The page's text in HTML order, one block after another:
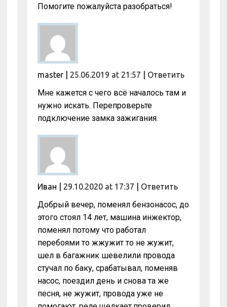
Помогите пожалуйста разобраться!
master| 25.06.2019 at 21:57 Ответить
Мне кажется с чего всё началось там и
нужно искать. Перепроверьте
подключение замка зажигания.
Иван 29.10.2020 at 17:37 Ответить
Добрый вечер, поменял бензонасос, до
этого стоял 14 лет, машина инжектор,
поменял потому что работал
перебоями то жжужит то не жужит,
шел в багажник шевелили провода
стучал по баку, срабатывал, поменяв
насос, поездил день и снова та же
песня, не жужит, провода уже не